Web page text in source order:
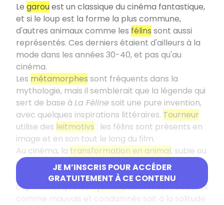
JE M’INSCRIS POUR ACCÉDER
GRATUITEMENT À CE CONTENU
Le garouest un classique du cinéma fantastique,
et si le loup est la forme la plus commune,
d'autres animaux comme les félins sont aussi
représentés. Ces derniers étaient d'ailleurs à la
mode dans les années 30-40, et pas qu'au
cinéma.
Les métamorphes sont fréquents dans la
mythologie, mais il semblerait que la légende qui
sert de base à La Féline soit une pure invention,
avec quelques inspirations littéraires. Tourneur
utilise des leitmotivs : les félins sont présents en
image et en son tout le long du film.
Au cinéma, la transformation en animal, subie ou
voulue, est à la fois unpouvoiret une
malédiction. Force est de constater
cependant que leshybridessont souvent décrits
comme mauvais et condamnés soit à la solitude